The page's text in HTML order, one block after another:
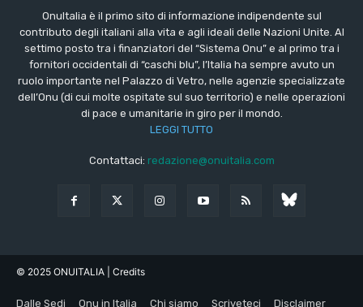
OnuItalia è il primo sito di informazione indipendente sul
contributo degli italiani alla vita e agli ideali delle Nazioni Unite. Al
settimo posto tra i finanziatori del “Sistema Onu” e al primo tra i
fornitori occidentali di “caschi blu”, l’Italia ha sempre avuto un
ruolo importante nel Palazzo di Vetro, nelle agenzie specializzate
dell’Onu (di cui molte ospitate sul suo territorio) e nelle operazioni
di pace e umanitarie in giro per il mondo.
LEGGI TUTTO
Contattaci: redazione@onuitalia.com
© 2025 ONUITALIA | Credits
Dalle Sedi Onu in Italia Chi siamo Scriveteci Disclaimer